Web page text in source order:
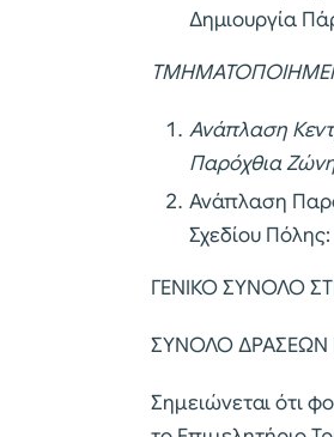
Δημιουργία
Ανάπλαση
Παρόχθια
Ανάπλαση
Σχεδίου
ΓΕΝΙΚΟ ΣΥΝΟΛΟ
ΣΥΝΟΛΟ ΔΡΑΣΕΩΝ
Σημειώνεται ότι